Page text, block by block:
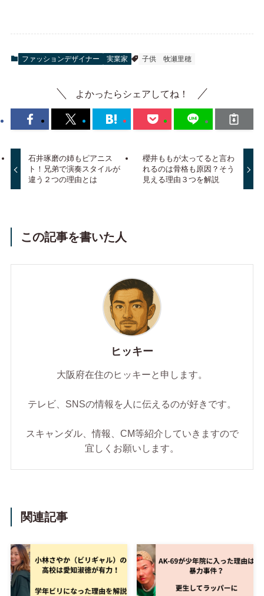
ファッションデザイナー 実業家 子供 牧瀬里穂
よかったらシェアしてね！
石井琢磨の姉もピアニス
ト！兄弟で演奏スタイルが
違う２つの理由とは
櫻井ももが太ってると言わ
れるのは骨格も原因？そう
見える理由３つを解説
この記事を書いた人
ヒッキー
大阪府在住のヒッキーと申します。
テレビ、SNSの情報を人に伝えるのが好きです。
スキャンダル、情報、CM等紹介していきますので
宜しくお願いします。
関連記事